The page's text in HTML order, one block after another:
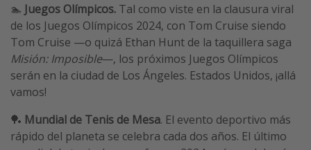
🏊 Juegos Olímpicos. Tal como viste en la clausura viral
de los Juegos Olímpicos 2024, con Tom Cruise siendo
Tom Cruise —o quizá Ethan Hunt de la taquillera saga
Misión: Imposible—, los próximos Juegos Olímpicos
serán en la ciudad de Los Ángeles. Estados Unidos, ¡allá
vamos!
🏓 Mundial de Tenis de Mesa. El evento deportivo más
rápido del planeta se celebra cada dos años. El último